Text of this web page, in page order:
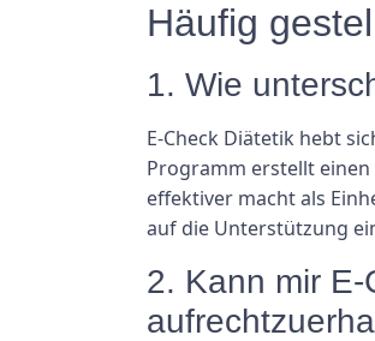
Häufig
1. Wie
E-Check Diätetik hebt
Programm erstellt
effektiver macht als
auf die Unterstützung
2. Kann mir